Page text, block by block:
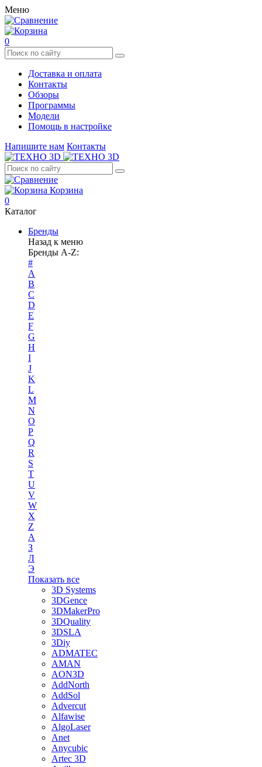
Меню
0
Доставка и оплата
Контакты
Обзоры
Программы
Модели
Помощь в настройке
Напишите нам Контакты
Корзина
0
Каталог
Бренды
Назад к меню
Бренды A-Z:
#
A
B
C
D
E
F
G
H
I
J
K
L
M
N
O
P
Q
R
S
T
U
V
W
X
Z
А
З
Л
Э
Показать все
3D Systems
3DGence
3DMakerPro
3DQuality
3DSLA
3Diy
ADMATEC
AMAN
AON3D
AddNorth
AddSol
Advercut
Alfawise
AlgoLaser
Anet
Anycubic
Artec 3D